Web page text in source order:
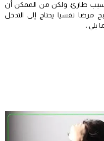
طارئ، ولكن من الممكن أن
مرضا نفسيا يحتاج إلى التدخل
يلي :